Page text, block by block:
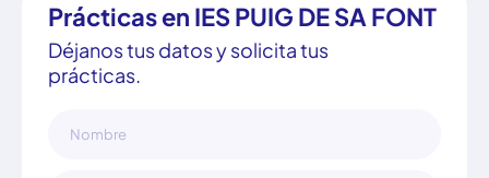
Prácticas en IES PUIG DE SA FONT
Déjanos tus datos y solicita tus
prácticas.